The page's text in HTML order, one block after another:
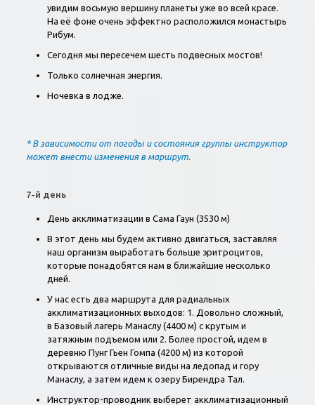
увидим восьмую вершину планеты уже во всей красе.
На её фоне очень эффектно расположился монастырь
Рибум.
Сегодня мы пересечем шесть подвесных мостов!
Только солнечная энергия.
Ночевка в лодже.
* В зависимости от погоды и состояния группы инструктор
может внести изменения в маршрут.
7-й день
День акклиматизации в Сама Гаун (3530 м)
В этот день мы будем активно двигаться, заставляя
наш организм выработать больше эритроцитов,
которые понадобятся нам в ближайшие несколько
дней.
У нас есть два маршрута для радиальных
акклиматизационных выходов: 1. Довольно сложный,
в Базовый лагерь Манаслу (4400 м) с крутым и
затяжным подъемом или 2. Более простой, идем в
деревню Пунг Гьен Гомпа (4200 м) из которой
открываются отличные виды на ледопад и гору
Манаслу, а затем идем к озеру Бирендра Тал.
Инструктор-проводник выберет акклиматизационный